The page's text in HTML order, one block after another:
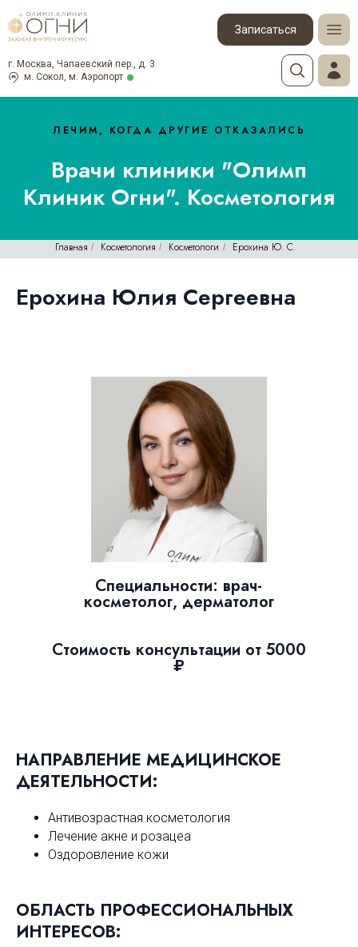
Записаться
м. Сокол, м. Аэропорт
г. Москва, Чапаевский пер., д. 3
ЛЕЧИМ, КОГДА ДРУГИЕ ОТКАЗАЛИСЬ
Врачи клиники "Олимп
Клиник Огни". Косметология
Главная / Косметология / Косметологи / Ерохина Ю. С.
Ерохина Юлия Сергеевна
Специальности: врач-
косметолог, дерматолог
Стоимость консультации от 5000
₽
НАПРАВЛЕНИЕ МЕДИЦИНСКОЕ
ДЕЯТЕЛЬНОСТИ:
Антивозрастная косметология
Лечение акне и розацеа
Оздоровление кожи
ОБЛАСТЬ ПРОФЕССИОНАЛЬНЫХ
ИНТЕРЕСОВ: